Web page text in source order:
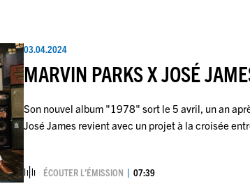
03.04.2024
MARVIN PARKS X JOSÉ
Son nouvel album "1978" sort le 5 avril, un an
José James revient avec un projet à la croisée
ÉCOUTER L’ÉMISSION 07:39